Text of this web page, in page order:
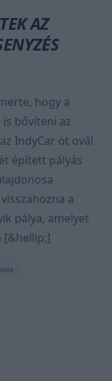
AZ
hogy a
bővíteni az
IndyCar öt ovál
épített pályás
a
pálya, amelyet
[&hellip;]